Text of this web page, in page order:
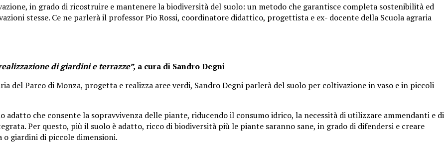
in grado di ricostruire e mantenere la biodiversità del suolo: un metodo che garantisce completa sostenibilità ed
stesse. Ce ne parlerà il professor Pio Rossi, coordinatore didattico, progettista e ex- docente della Scuola agraria
di giardini e terrazze”, a cura di Sandro Degni
del Parco di Monza, progetta e realizza aree verdi, Sandro Degni parlerà del suolo per coltivazione in vaso e in piccoli
che consente la sopravvivenza delle piante, riducendo il consumo idrico, la necessità di utilizzare ammendanti e di
Per questo, più il suolo è adatto, ricco di biodiversità più le piante saranno sane, in grado di difendersi e creare
giardini di piccole dimensioni.